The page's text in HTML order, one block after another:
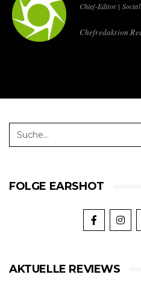
Chief-Editor |
Chefredaktion
FOLGE EARSHOT
AKTUELLE REVIEWS